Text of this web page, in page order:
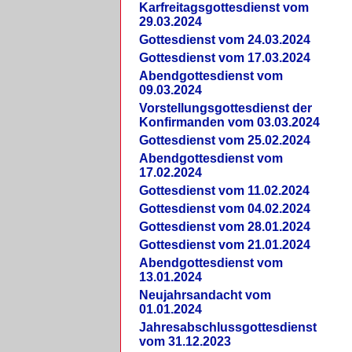
Karfreitagsgottesdienst vom
29.03.2024
Gottesdienst vom 24.03.2024
Gottesdienst vom 17.03.2024
Abendgottesdienst vom
09.03.2024
Vorstellungsgottesdienst der
Konfirmanden vom 03.03.2024
Gottesdienst vom 25.02.2024
Abendgottesdienst vom
17.02.2024
Gottesdienst vom 11.02.2024
Gottesdienst vom 04.02.2024
Gottesdienst vom 28.01.2024
Gottesdienst vom 21.01.2024
Abendgottesdienst vom
13.01.2024
Neujahrsandacht vom
01.01.2024
Jahresabschlussgottesdienst
vom 31.12.2023